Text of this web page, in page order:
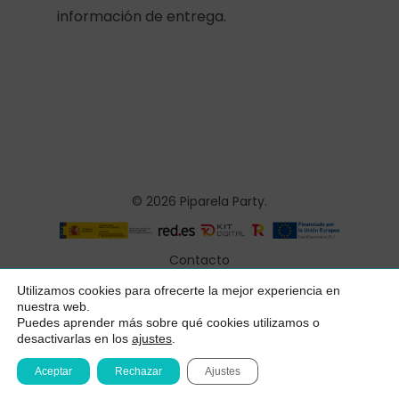
Subtotal: 0,00
Ver Carrito
información de entrega.
© 2026 Piparela Party.
Contacto
Aviso legal
Política de privacidad
Condiciones generales
Declaración de accesibilidad
Utilizamos cookies para ofrecerte la mejor experiencia en
nuestra web.
Puedes aprender más sobre qué cookies utilizamos o
desactivarlas en los ajustes
Aceptar Rechazar Ajustes